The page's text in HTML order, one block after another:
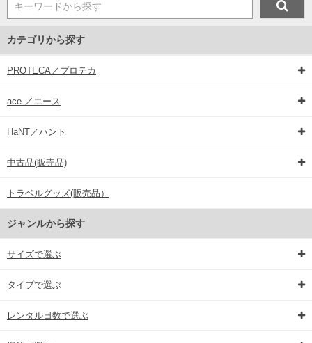
キーワードから探す
カテゴリから探す
PROTECA／プロテカ
ace.／エース
HaNT／ハント
中古品(販売品)
トラベルグッズ(販売品）
ジャンルから探す
サイズで選ぶ
タイプで選ぶ
レンタル日数で選ぶ